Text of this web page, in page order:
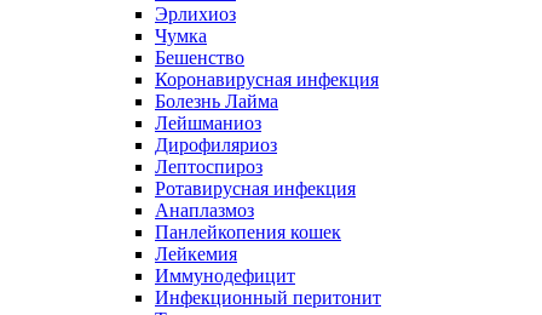
Эрлихиоз
Чумка
Бешенство
Коронавирусная инфекция
Болезнь Лайма
Лейшманиоз
Дирофиляриоз
Лептоспироз
Ротавирусная инфекция
Анаплазмоз
Панлейкопения кошек
Лейкемия
Иммунодефицит
Инфекционный перитонит